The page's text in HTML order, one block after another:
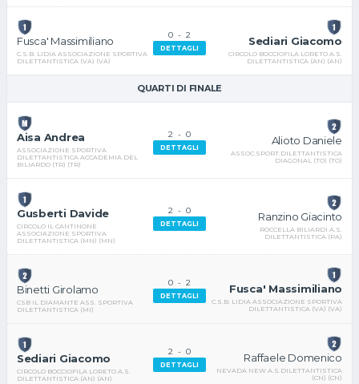
Fusca' Massimiliano
C.S.B. LIDIA ASSOCIAZIONE SPORTIVA
DILETTANTISTICA (VA) (VA)
0- 2
DETTAGLI
Sediari Giacomo
CIRCOLO BOCCIOFILA LORETO A.S.
DILETTANTISTICA (AN) (AN)
QUARTI DI FINALE
Aisa Andrea
ASSOCIAZIONE SPORTIVA
DILETTANTISTICA ACCADEMIA DEL
BILIARDO (TR) (TR)
2- 0
DETTAGLI
Alioto Daniele
ASSOC.SPORT.DILETTANTISTICA
DIAGONAL (TO) (TO)
Gusberti Davide
CIRCOLO IL CANTINONE
ASSOCIAZIONE SPORTIVA
DILETTANTISTICA (MN) (MN)
2- 0
DETTAGLI
Ranzino Giacinto
ROCCELLA BILIARDI A.S.
DILETTANTISTICA (PA)
Binetti Girolamo
CSB IL DIAMANTE ASS. SPORTIVA
DILETTANTISTICA (MI)
0- 2
DETTAGLI
Fusca' Massimiliano
C.S.B. LIDIA ASSOCIAZIONE SPORTIVA
DILETTANTISTICA (VA) (VA)
Sediari Giacomo
CIRCOLO BOCCIOFILA LORETO A.S.
DILETTANTISTICA (AN) (AN)
2- 0
DETTAGLI
Raffaele Domenico
NEVADA NEW A.S.DILETTANTISTICA
(CN) (CN)